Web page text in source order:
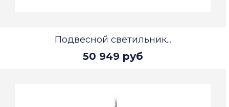
Подвесной светильник...
50 949 руб